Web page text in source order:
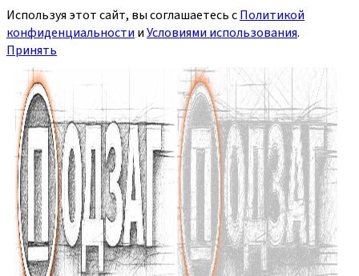
Используя этот сайт, вы соглашаетесь сПолитикой
конфиденциальности иУсловиями использования.
Принять